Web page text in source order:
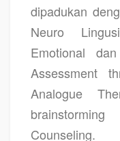
dipadukan
Neuro
Emotional
Assessment
Analogue
Counseling.